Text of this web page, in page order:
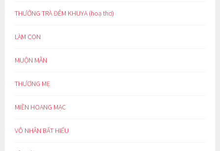
THƯỞNG TRÀ ĐÊM KHUYA (hoạ thơ)
LÀM CON
MUỘN MẰN
THƯƠNG MẸ
MIỀN HOANG MẠC
VÔ NHÂN BẤT HIẾU